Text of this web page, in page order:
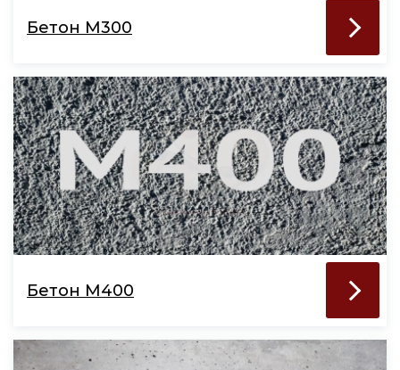
Бетон М300
Бетон М400